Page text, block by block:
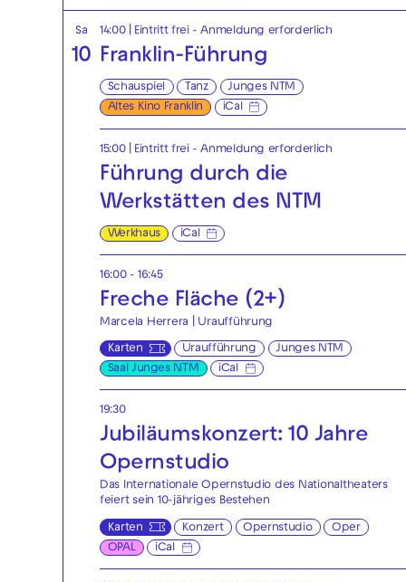
Sa
10
14:00| Eintritt frei - Anmeldung erforderlich
Franklin-Führung
Schauspiel Tanz
Junges NTM
Altes Kino Franklin
iCal
15:00| Eintritt frei - Anmeldung erforderlich
Führung durch die
Werkstätten des NTM
Werkhaus iCal
16:00 - 16:45
Freche Fläche (2+)
Marcela Herrera | Uraufführung
Karten Uraufführung
Junges NTM
Saal Junges NTM
iCal
19:30
Jubiläumskonzert: 10 Jahre
Opernstudio
Das Internationale Opernstudio des Nationaltheaters
feiert sein 10-jähriges Bestehen
Karten Konzert Opernstudio
Oper
OPAL
iCal